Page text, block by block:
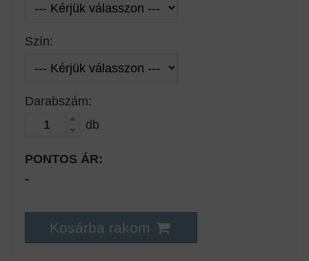
Szín:
Darabszám:
db
PONTOS ÁR:
-
Kosárba rakom